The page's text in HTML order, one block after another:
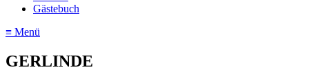
Gästebuch
≡ Menü
GERLINDE